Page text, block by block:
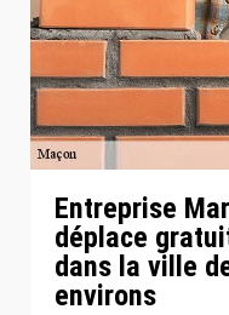
Entreprise
déplace
dans la ville
environs